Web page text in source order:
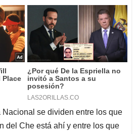
Nacional se dividen entre los que
del Che está ahí y entre los que